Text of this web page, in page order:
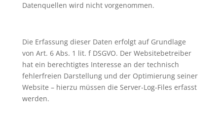
Datenquellen wird nicht vorgenommen.
Die Erfassung dieser Daten erfolgt auf Grundlage
von Art. 6 Abs. 1 lit. f DSGVO. Der Websitebetreiber
hat ein berechtigtes Interesse an der technisch
fehlerfreien Darstellung und der Optimierung seiner
Website – hierzu müssen die Server-Log-Files erfasst
werden.